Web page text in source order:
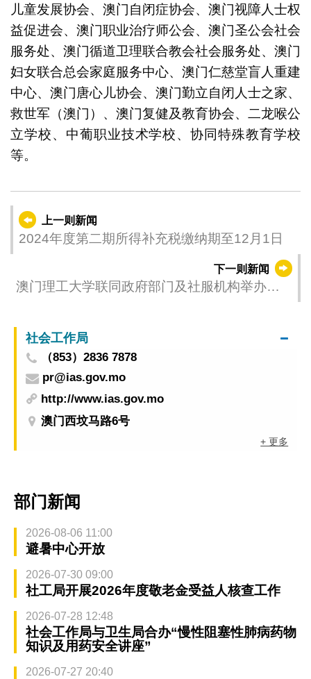
儿童发展协会、澳门自闭症协会、澳门视障人士权
益促进会、澳门职业治疗师公会、澳门圣公会社会
服务处、澳门循道卫理联合教会社会服务处、澳门
妇女联合总会家庭服务中心、澳门仁慈堂盲人重建
中心、澳门唐心儿协会、澳门勤立自闭人士之家、
救世军（澳门）、澳门复健及教育协会、二龙喉公
立学校、中葡职业技术学校、协同特殊教育学校
等。
上一则新闻
2024年度第二期所得补充税缴纳期至12月1日
下一则新闻
澳门理工大学联同政府部门及社服机构举办身
社会工作局
（853）2836 7878
pr@ias.gov.mo
http://www.ias.gov.mo
澳门西坟马路6号
+ 更多
部门新闻
2026-08-06 11:00
避暑中心开放
2026-07-30 09:00
社工局开展2026年度敬老金受益人核查工作
2026-07-28 12:48
社会工作局与卫生局合办“慢性阻塞性肺病药物
知识及用药安全讲座”
2026-07-27 20:40